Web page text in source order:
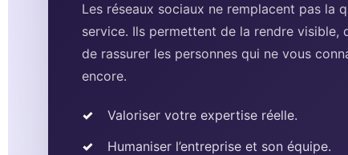
Les réseaux sociaux ne remplacent pas la
service. Ils permettent de la rendre visible,
de rassurer les personnes qui ne vous
encore.
Valoriser votre expertise réelle.
Humaniser l’entreprise et son équipe.